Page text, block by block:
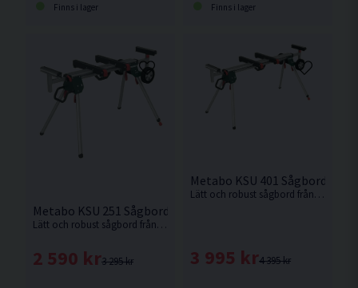
Finns i lager Finns i lager
Metabo KSU 251 Sågbord För Kap-/Gersåg
Lätt och robust sågbord från Metabo, med trolleyfunktion för mobil användning även med monterad såg.
3 295 kr
2 590 kr
Metabo KSU 401 Sågbord För
Lätt och robust sågbord från Metabo, med trolleyfunktion för mobil användning även med monterad såg.
4 395 kr
3 995 kr